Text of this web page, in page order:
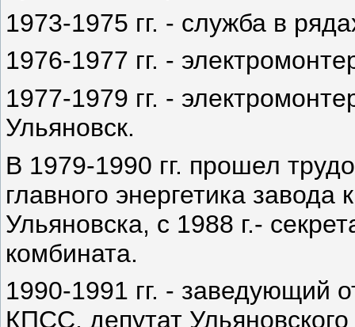
1973-1975 гг. - служба в
1976-1977 гг. -
1977-1979 гг. -
Ульяновск.
В 1979-1990 гг. прошел
главного энергетика завода
Ульяновска, с 1988 г.-
комбината.
1990-1991 гг. - заведующий
КПСС, депутат Ульяновского